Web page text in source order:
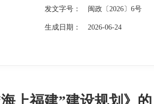
发文字号： 闽政〔2026〕6号
生成日期： 2026-06-24
上福建”建设规划》的